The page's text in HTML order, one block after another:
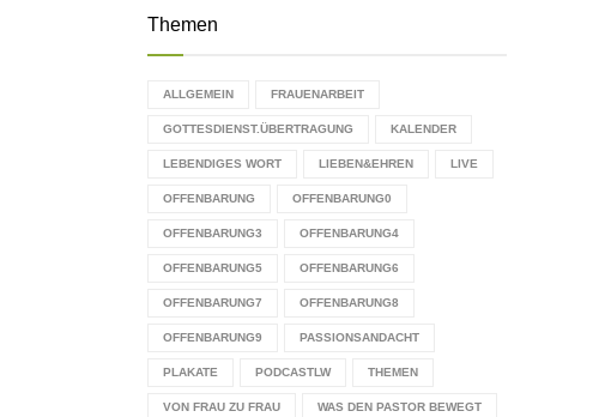
Themen
ALLGEMEIN FRAUENARBEIT
GOTTESDIENST.ÜBERTRAGUNG KALENDER
LEBENDIGES WORT LIEBEN&EHREN LIVE
OFFENBARUNG OFFENBARUNG0
OFFENBARUNG3 OFFENBARUNG4
OFFENBARUNG5 OFFENBARUNG6
OFFENBARUNG7 OFFENBARUNG8
OFFENBARUNG9 PASSIONSANDACHT
PLAKATE PODCASTLW THEMEN
VON FRAU ZU FRAU WAS DEN PASTOR BEWEGT